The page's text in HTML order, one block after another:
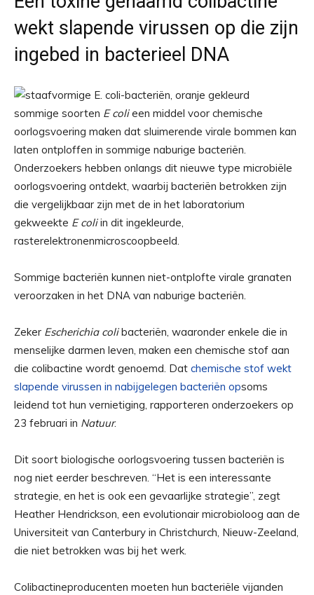
wekt slapende virussen op die zijn
ingebed in bacterieel DNA
sommige soorten E colieen middel voor chemische
oorlogsvoering maken dat sluimerende virale bommen kan
laten ontploffen in sommige naburige bacteriën.
Onderzoekers hebben onlangs dit nieuwe type microbiële
oorlogsvoering ontdekt, waarbij bacteriën betrokken zijn
die vergelijkbaar zijn met de in het laboratorium
gekweekte E coliin dit ingekleurde,
rasterelektronenmicroscoopbeeld.
Sommige bacteriën kunnen niet-ontplofte virale granaten
veroorzaken in het DNA van naburige bacteriën.
Zeker Escherichia colibacteriën, waaronder enkele die in
menselijke darmen leven, maken een chemische stof aan
die colibactine wordt genoemd. Dat chemische stof wekt
slapende virussen in nabijgelegen bacteriën opsoms
leidend tot hun vernietiging, rapporteren onderzoekers op
23 februari in Natuur.
Dit soort biologische oorlogsvoering tussen bacteriën is
nog niet eerder beschreven. “Het is een interessante
strategie, en het is ook een gevaarlijke strategie”, zegt
Heather Hendrickson, een evolutionair microbioloog aan de
Universiteit van Canterbury in Christchurch, Nieuw-Zeeland,
die niet betrokken was bij het werk.
Colibactineproducenten moeten hun bacteriële vijanden